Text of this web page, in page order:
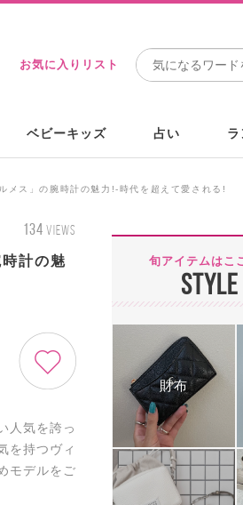
お気に入りリスト
ベビーキッズ 占い
メス」の腕時計の魅力!-時代を超えて愛される!
134 VIEWS
計の魅
人気を誇っ
を持つヴィ
モデルをご
旬アイテムはこ
財布